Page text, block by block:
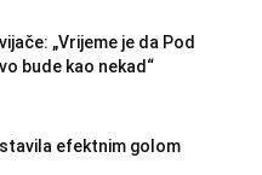
„Vrijeme je da Pod
bude kao nekad“
efektnim golom